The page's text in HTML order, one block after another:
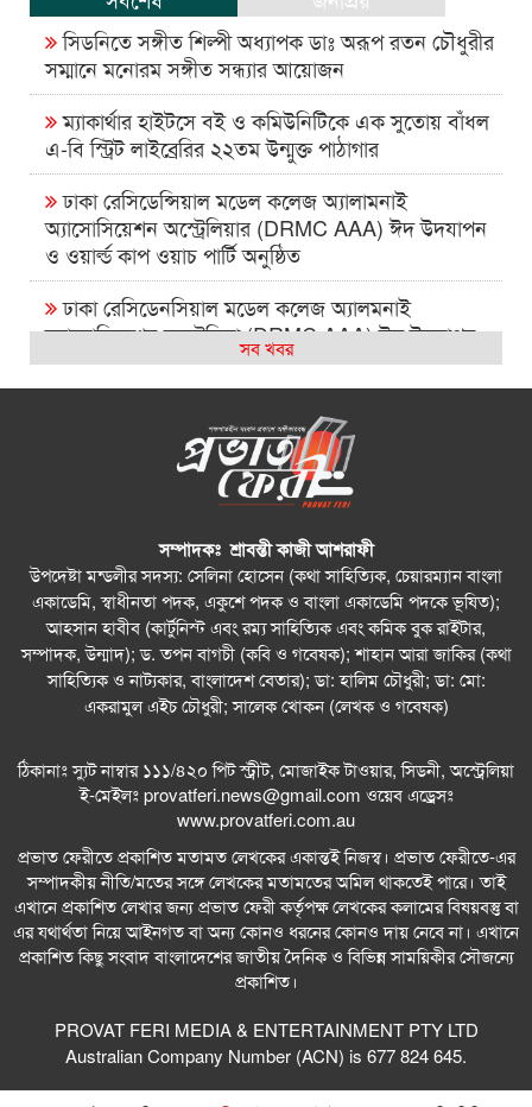
সিডনিতে সঙ্গীত শিল্পী অধ্যাপক ডাঃ অরূপ রতন চৌধুরীর
সম্মানে মনোরম সঙ্গীত সন্ধ্যার আয়োজন
ম্যাকার্থার হাইটসে বই ও কমিউনিটিকে এক সুতোয় বাঁধল
এ-বি স্ট্রিট লাইব্রেরির ২২তম উন্মুক্ত পাঠাগার
ঢাকা রেসিডেন্সিয়াল মডেল কলেজ অ্যালামনাই
অ্যাসোসিয়েশন অস্ট্রেলিয়ার (DRMC AAA) ঈদ উদযাপন
ও ওয়ার্ল্ড কাপ ওয়াচ পার্টি অনুষ্ঠিত
ঢাকা রেসিডেনসিয়াল মডেল কলেজ অ্যালমনাই
অ্যাসোসিয়েশন অস্ট্রেলিয়া (DRMC AAA) ঈদ উদযাপন
এবং বিশ্বকাপ ম্যাচ দেখার আসর ২০২৬
সিআরপি পরিদর্শনে অস্ট্রেলিয়াপ্রবাসী কামাল পাশা,
প্রতিবন্ধী সেবায় দুই দেশের মধ্যে সহযোগিতা বাড়ানোর ওপর
বহুসাংস্কৃতিক ঐক্যের বার্তা দিল
আমার কিছু কষ্ট আছে : শাহান আরা জাকির পারুল
সিডনিতে রেজওয়ানা চৌধুরী বন্যার কনসার্ট—
রবীন্দ্রজয়ন্তীতে সুর, সংস্কৃতি ও আবেগের এক অনন্য সন্ধ্যা
সম্মাননা পেলেন নাইম আবদুল্লাহ
সিডনিতে জাহাঙ্গীরনগর বিশ্ববিদ্যালয় অ্যালামনাইদের
বর্ণাঢ্য বাংলা নববর্ষ উদ্‌যাপন
সিডনির রিজেস হোটেলে জাঁকজমকপূর্ণ আয়োজনে অনুষ্ঠিত
হলো DRMC AAA–এর লঞ্চিং অনুষ্ঠান
তুষার কন্যা: তাহমিনা আকতার পাতা
ডিজিটাল যুগে হানি ট্র্যাপ প্রতারণা: আবেগ, প্রযুক্তি ও
ক্ষমতার আন্তঃসম্পর্কের এক গভীর বিশ্লেষণ
সব খবর
সম্পাদকঃ শ্রাবন্তী কাজী আশরাফী
উপদেষ্টা মন্ডলীর সদস্য: সেলিনা হোসেন (কথা সাহিত্যিক, চেয়ারম্যান বাংলা
একাডেমি, স্বাধীনতা পদক, একুশে পদক ও বাংলা একাডেমি পদকে ভূষিত);
আহসান হাবীব (কার্টুনিস্ট এবং রম্য সাহিত্যিক এবং কমিক বুক রাইটার,
সম্পাদক, উন্মাদ); ড. তপন বাগচী (কবি ও গবেষক); শাহান আরা জাকির (কথা
সাহিত্যিক ও নাট্যকার, বাংলাদেশ বেতার); ডা: হালিম চৌধুরী; ডা: মো:
একরামুল এইচ চৌধুরী; সালেক খোকন (লেখক ও গবেষক)
ঠিকানাঃ স্যুট নাম্বার ১১১/৪২০ পিট স্ট্রীট, মোজাইক টাওয়ার, সিডনী, অস্ট্রেলিয়া
ই-মেইলঃprovatferi.news@gmail.com ওয়েব এড্রেসঃ
www.provatferi.com.au
প্রভাত ফেরীতে প্রকাশিত মতামত লেখকের একান্তই নিজস্ব। প্রভাত ফেরীতে-এর
সম্পাদকীয় নীতি/মতের সঙ্গে লেখকের মতামতের অমিল থাকতেই পারে। তাই
এখানে প্রকাশিত লেখার জন্য প্রভাত ফেরী কর্তৃপক্ষ লেখকের কলামের বিষয়বস্তু বা
এর যথার্থতা নিয়ে আইনগত বা অন্য কোনও ধরনের কোনও দায় নেবে না। এখানে
প্রকাশিত কিছু সংবাদ বাংলাদেশের জাতীয় দৈনিক ও বিভিন্ন সাময়িকীর সৌজন্যে
প্রকাশিত।
PROVAT FERI MEDIA & ENTERTAINMENT PTY LTD
Australian Company Number (ACN) is 677 824 645.